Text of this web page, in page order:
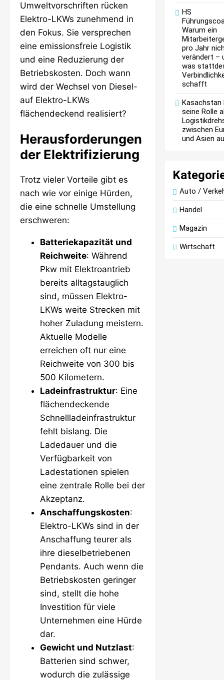
Umweltvorschriften rücken
Elektro-LKWs zunehmend in
den Fokus. Sie versprechen
eine emissionsfreie Logistik
und eine Reduzierung der
Betriebskosten. Doch wann
wird der Wechsel von Diesel-
auf Elektro-LKWs
flächendeckend realisiert?
Herausforderungen
der Elektrifizierung
Trotz vieler Vorteile gibt es
nach wie vor einige Hürden,
die eine schnelle Umstellung
erschweren:
Batteriekapazität und
Reichweite: Während
Pkw mit Elektroantrieb
bereits alltagstauglich
sind, müssen Elektro-
LKWs weite Strecken mit
hoher Zuladung meistern.
Aktuelle Modelle
erreichen oft nur eine
Reichweite von 300 bis
500 Kilometern.
Ladeinfrastruktur: Eine
flächendeckende
Schnellladeinfrastruktur
fehlt bislang. Die
Ladedauer und die
Verfügbarkeit von
Ladestationen spielen
eine zentrale Rolle bei der
Akzeptanz.
Anschaffungskosten:
Elektro-LKWs sind in der
Anschaffung teurer als
ihre dieselbetriebenen
Pendants. Auch wenn die
Betriebskosten geringer
sind, stellt die hohe
Investition für viele
Unternehmen eine Hürde
dar.
Gewicht und Nutzlast:
Batterien sind schwer,
wodurch die zulässige
HS
Warum ein
pro Jahr
verändert –
was
schafft
Kasachstan
seine Rolle
zwischen
und Asien
Auto /
Handel
Magazin
Wirtschaft